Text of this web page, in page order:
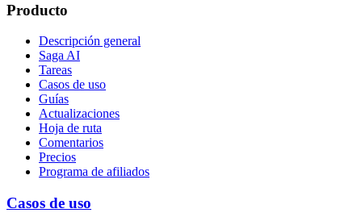
Producto
Descripción general
Saga AI
Tareas
Casos de uso
Guías
Actualizaciones
Hoja de ruta
Comentarios
Precios
Programa de afiliados
Casos de uso